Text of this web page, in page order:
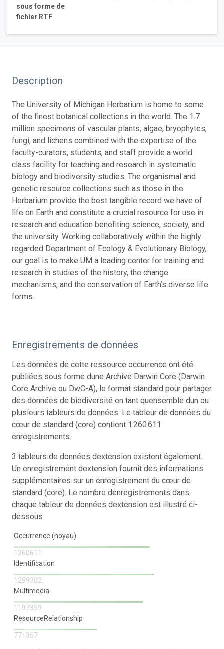
sous forme de
fichier RTF
Description
The University of Michigan Herbarium is home to some
of the finest botanical collections in the world. The 1.7
million specimens of vascular plants, algae, bryophytes,
fungi, and lichens combined with the expertise of the
faculty-curators, students, and staff provide a world
class facility for teaching and research in systematic
biology and biodiversity studies. The organismal and
genetic resource collections such as those in the
Herbarium provide the best tangible record we have of
life on Earth and constitute a crucial resource for use in
research and education benefiting science, society, and
the university. Working collaboratively within the highly
regarded Department of Ecology & Evolutionary Biology,
our goal is to make UM a leading center for training and
research in studies of the history, the change
mechanisms, and the conservation of Earth’s diverse life
forms.
Enregistrements de données
Les données de cette ressource occurrence ont été
publiées sous forme dune Archive Darwin Core (Darwin
Core Archive ou DwC-A), le format standard pour partager
des données de biodiversité en tant quensemble dun ou
plusieurs tableurs de données. Le tableur de données du
cœur de standard (core) contient 1 260 611
enregistrements.
3 tableurs de données dextension existent également.
Un enregistrement dextension fournit des informations
supplémentaires sur un enregistrement du cœur de
standard (core). Le nombre denregistrements dans
chaque tableur de données dextension est illustré ci-
dessous.
Occurrence (noyau)
1260611
Identification
1299302
Multimedia
1197359
ResourceRelationship
771367